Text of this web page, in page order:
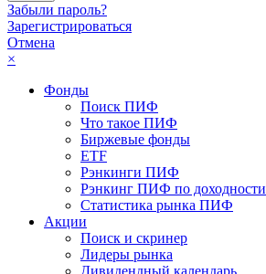
Забыли пароль?
Зарегистрироваться
Отмена
×
Фонды
Поиск ПИФ
Что такое ПИФ
Биржевые фонды
ETF
Рэнкинги ПИФ
Рэнкинг ПИФ по доходности
Статистика рынка ПИФ
Акции
Поиск и скринер
Лидеры рынка
Дивидендный календарь